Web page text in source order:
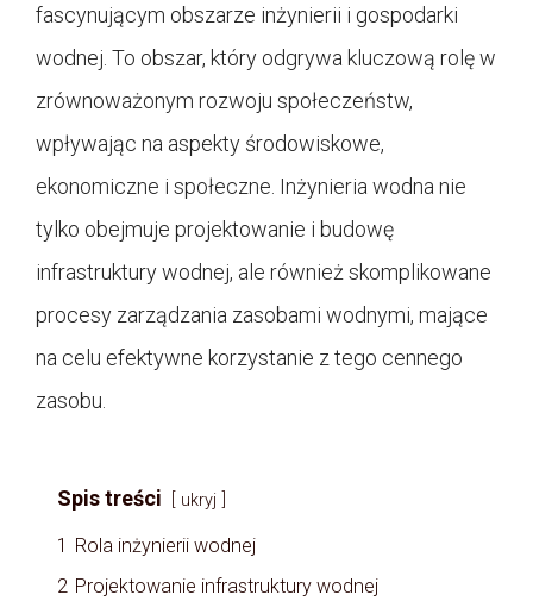
fascynującym obszarze inżynierii i gospodarki
wodnej. To obszar, który odgrywa kluczową rolę w
zrównoważonym rozwoju społeczeństw,
wpływając na aspekty środowiskowe,
ekonomiczne i społeczne. Inżynieria wodna nie
tylko obejmuje projektowanie i budowę
infrastruktury wodnej, ale również skomplikowane
procesy zarządzania zasobami wodnymi, mające
na celu efektywne korzystanie z tego cennego
zasobu.
Spis treści ukryj
1 Rola inżynierii wodnej
2 Projektowanie infrastruktury wodnej